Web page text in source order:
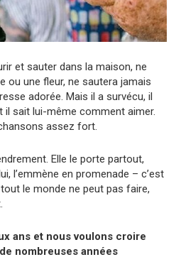
et sauter dans la maison, ne
ou une fleur, ne sautera jamais
adorée. Mais il a survécu, il
il sait lui-même comment aimer.
assez fort.
Elle le porte partout,
l’emmène en promenade – c’est
le monde ne peut pas faire,
ans et nous voulons croire
nombreuses années